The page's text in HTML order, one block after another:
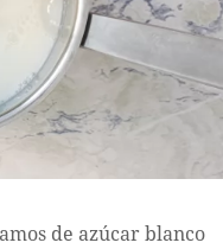
de azúcar blanco